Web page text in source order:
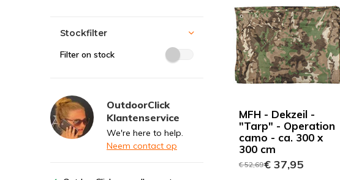
MFH - Dekzeil -
"Tarp" - Operation
camo - ca. 300 x
300 cm
€ 52,69€ 37,95
Stockfilter
Filter on stock
OutdoorClick
Klantenservice
We're here to help.
Neem contact op